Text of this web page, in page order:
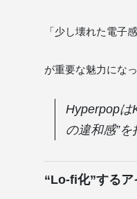
「少し壊れた電子感
が重要な魅力になっ
Hyperpopは
の違和感”を
“Lo-fi化”するア